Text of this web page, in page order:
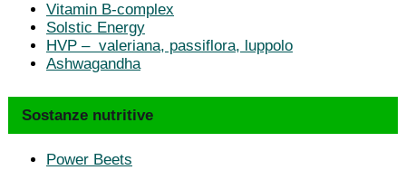
Vitamin B-complex
Solstic Energy
HVP – valeriana, passiflora, luppolo
Ashwagandha
Sostanze nutritive
Power Beets